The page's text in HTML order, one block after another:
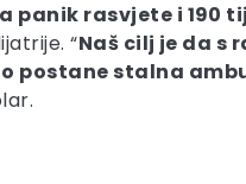
panik rasvjete i 190
“Naš cilj je da s
postane stalna